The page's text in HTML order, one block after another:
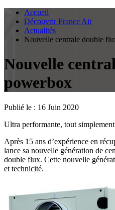
Accueil
Découvrir France Air
Actualités
Nouvelle centrale double
Nouvelle
powerbox
Publié le : 16 Juin 2020
Ultra performante, tout simplement
Après 15 ans d’expérience en
lance sa nouvelle génération de
double flux. Cette nouvelle
et technicité.